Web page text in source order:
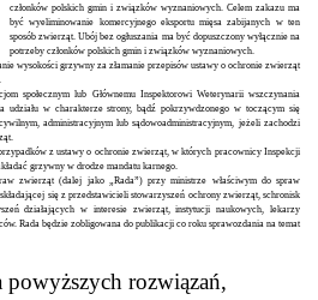
członków polskich gmin i związków wyznaniowych. Celem zakazu ma
być wyeliminowanie komercyjnego eksportu mięsa zabijanych w ten
sposób zwierząt. Ubój bez ogłuszania ma być dopuszczony wyłącznie na
potrzeby członków polskich gmin i związków wyznaniowych.
wysokości grzywny za złamanie przepisów ustawy o ochronie zwierząt
społecznym lub Głównemu Inspektorowi Weterynarii wszczynania
udziału w charakterze strony, bądź pokrzywdzonego w toczącym się
administracyjnym lub sądowoadministracyjnym, jeżeli zachodzi
z ustawy o ochronie zwierząt, w których pracownicy Inspekcji
grzywny w drodze mandatu karnego.
zwierząt (dalej jako „Rada”) przy ministrze właściwym do spraw
się z przedstawicieli stowarzyszeń ochrony zwierząt, schronisk
działających w interesie zwierząt, instytucji naukowych, lekarzy
Rada będzie zobligowana do publikacji co roku sprawozdania na temat
rozwiązań,